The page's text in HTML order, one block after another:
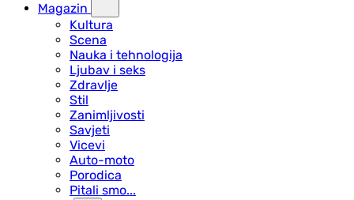
Magazin
Kultura
Scena
Nauka i tehnologija
Ljubav i seks
Zdravlje
Stil
Zanimljivosti
Savjeti
Vicevi
Auto-moto
Porodica
Pitali smo...